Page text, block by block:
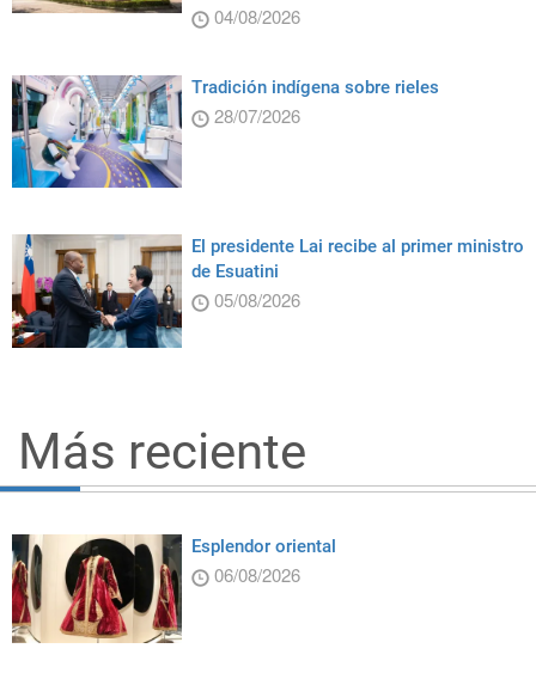
04/08/2026
Tradición indígena sobre rieles
28/07/2026
El presidente Lai recibe al primer ministro
de Esuatini
05/08/2026
Más reciente
Esplendor oriental
06/08/2026